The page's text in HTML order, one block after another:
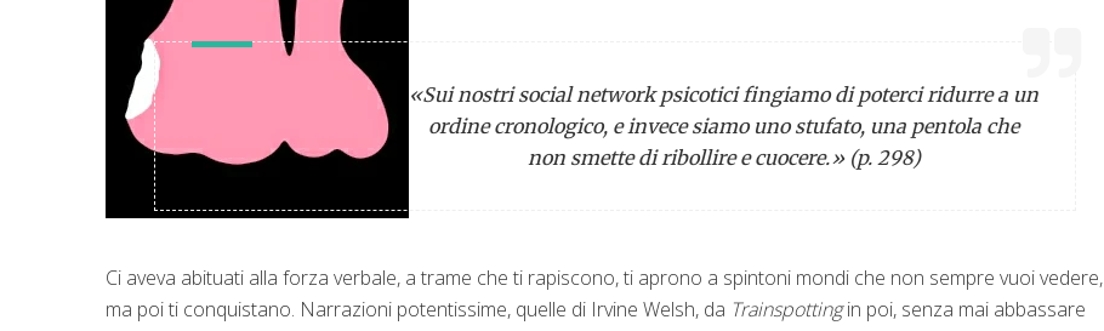
«Sui nostri social network psicotici fingiamo di poterci ridurre a un
ordine cronologico, e invece siamo uno stufato, una pentola che
non smette di ribollire e cuocere.» (p. 298)
Ci aveva abituati alla forza verbale, a trame che ti rapiscono, ti aprono a spintoni mondi che non sempre vuoi vedere,
ma poi ti conquistano. Narrazioni potentissime, quelle di Irvine Welsh, da Trainspottingin poi, senza mai abbassare